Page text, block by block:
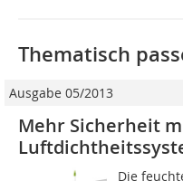
Thematisch
Ausgabe 05/2013
Mehr Sicherheit
Die